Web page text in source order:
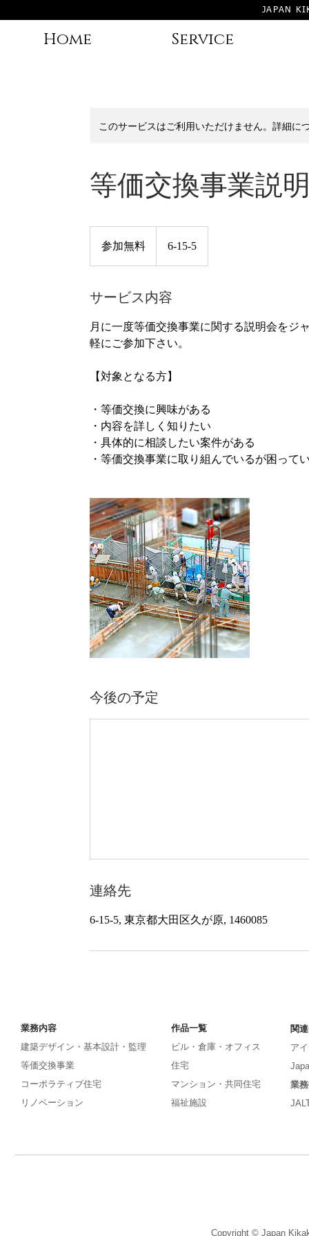
JAPAN
Home Service
このサービスはご利用いただけません。詳細に
等価交換事業説
参加無料 6-15-5
サービス内容
月に一度等価交換事業に関する説明会をジ
軽にご参加下さい。
【対象となる方】
・等価交換に興味がある
・内容を詳しく知りたい
・具体的に相談したい案件がある
・等価交換事業に取り組んでいるが困って
今後の予定
連絡先
6-15-5, 東京都大田区久が原, 1460085
業務内容
建築デザイン・基本設計・監理
等価交換事業
コーポラティブ住宅
リノベーション
作品一覧
ビル・倉庫・オフィス
住宅
マンション・共同住宅
福祉施設
関
ア
業
Copyright © Japan